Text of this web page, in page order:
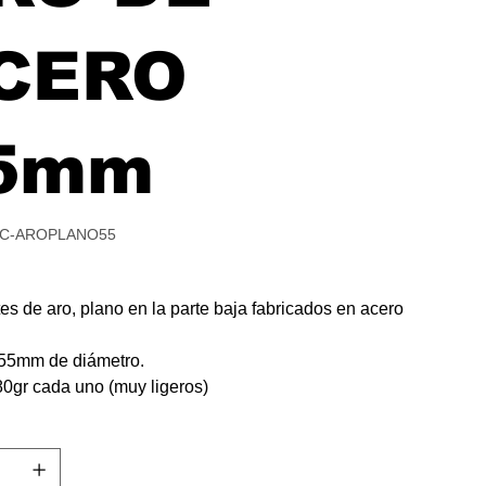
AROPLANO55
de aro, plano en la parte baja fabricados en acero
de diámetro.
cada uno (muy ligeros)